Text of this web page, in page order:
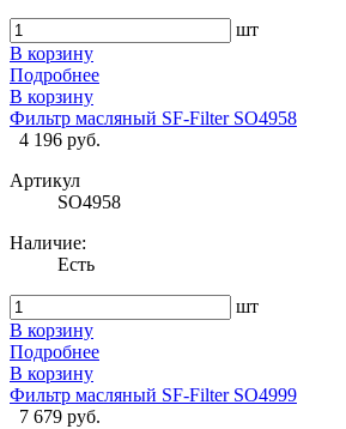
шт
В корзину
Подробнее
В корзину
Фильтр масляный SF-Filter SO4958
4 196 руб.
Артикул
SO4958
Наличие:
Есть
шт
В корзину
Подробнее
В корзину
Фильтр масляный SF-Filter SO4999
7 679 руб.